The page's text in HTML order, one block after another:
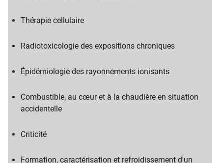
Thérapie cellulaire
Radiotoxicologie des expositions chroniques
Épidémiologie des rayonnements ionisants
Combustible, au cœur et à la chaudière en situation
accidentelle
Criticité
Formation, caractérisation et refroidissement d'un